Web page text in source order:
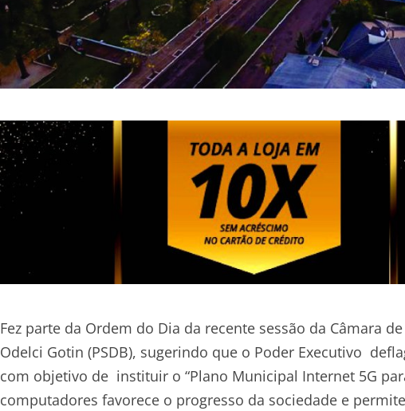
Fez parte da Ordem do Dia da recente sessão da Câmara
Odelci Gotin (PSDB), sugerindo que o Poder Executivo
com objetivo de instituir o “Plano Municipal Internet 5G
computadores favorece o progresso da sociedade e